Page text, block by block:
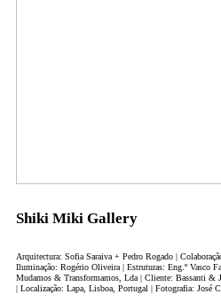
Shiki Miki Gallery
Arquitectura: Sofia Saraiva + Pedro Rogado |
Iluminação: Rogério Oliveira | Estruturas: Eng.º Vasco
Mudamos & Transformamos, Lda | Cliente: Bassanti &
| Localização: Lapa, Lisboa, Portugal | Fotografia: José